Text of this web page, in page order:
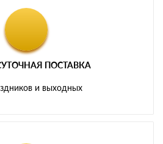
ПОСТАВКА
и выходных